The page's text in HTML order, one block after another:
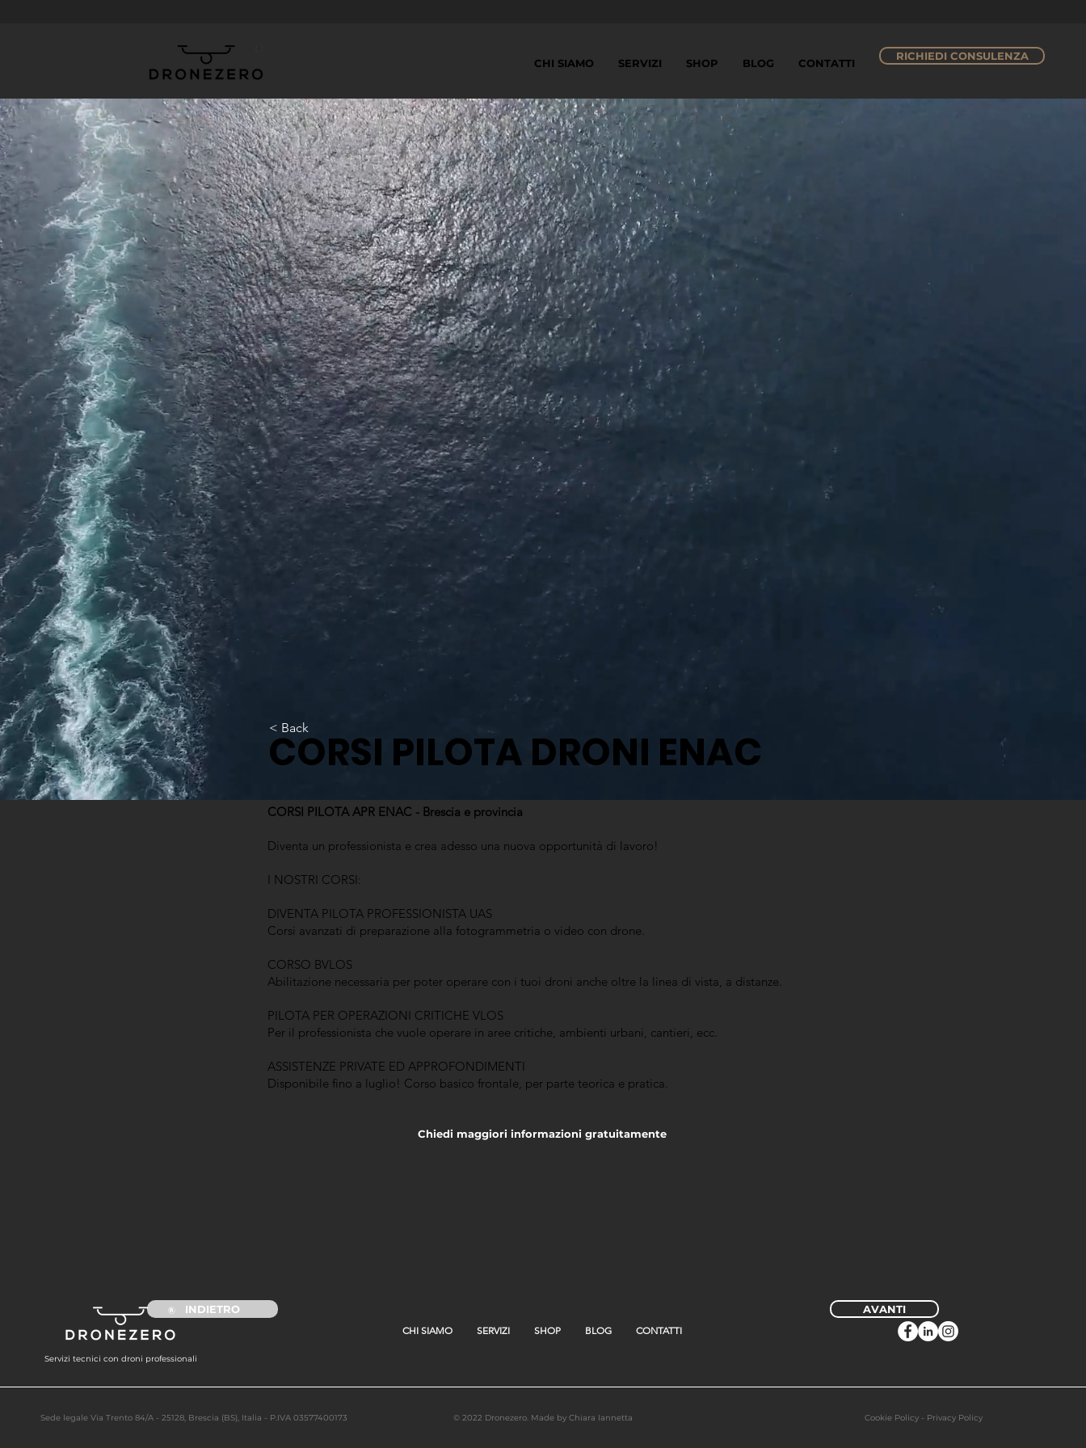
CHI SIAMO SERVIZI SHOP BLOG CONTATTI
RICHIEDI CONSULENZA
< Back
CORSI PILOTA DRONI ENAC
CORSI PILOTA APR ENAC - Brescia e provincia
Diventa un professionista e crea adesso una nuova opportunità di lavoro!
I NOSTRI CORSI:
DIVENTA PILOTA PROFESSIONISTA UAS
Corsi avanzati di preparazione alla fotogrammetria o video con drone.
CORSO BVLOS
Abilitazione necessaria per poter operare con i tuoi droni anche oltre la linea di vista, a distanze.
PILOTA PER OPERAZIONI CRITICHE VLOS
Per il professionista che vuole operare in aree critiche, ambienti urbani, cantieri, ecc.
ASSISTENZE PRIVATE ED APPROFONDIMENTI
Disponibile fino a luglio! Corso basico frontale, per parte teorica e pratica.
Chiedi maggiori informazioni gratuitamente
INDIETRO AVANTI
CHI SIAMO SERVIZI SHOP BLOG CONTATTI
Servizi tecnici con droni professionali
Sede legale Via Trento 84/A - 25128, Brescia (BS), Italia - P.IVA 03577400173 © 2022 Dronezero. Made by Chiara Iannetta Cookie Policy - Privacy Policy